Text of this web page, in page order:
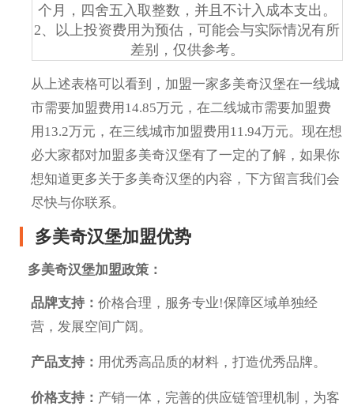
个月，四舍五入取整数，并且不计入成本支出。
2、以上投资费用为预估，可能会与实际情况有所
差别，仅供参考。
从上述表格可以看到，加盟一家多美奇汉堡在一线城
市需要加盟费用14.85万元，在二线城市需要加盟费
用13.2万元，在三线城市加盟费用11.94万元。现在想
必大家都对加盟多美奇汉堡有了一定的了解，如果你
想知道更多关于多美奇汉堡的内容，下方留言我们会
尽快与你联系。
多美奇汉堡加盟优势
多美奇汉堡加盟政策：
品牌支持：价格合理，服务专业!保障区域单独经
营，发展空间广阔。
产品支持： 用优秀高品质的材料，打造优秀品牌。
价格支持： 产销一体，完善的供应链管理机制，为客